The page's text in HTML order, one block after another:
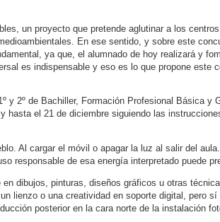
un proyecto que pretende aglutinar a los
En ese sentido, y sobre este
ya que, el alumnado de hoy realizará y
es indispensable y eso es lo que propone este
y 2º de Bachiller, Formación Profesional Básica y
hasta el 21 de diciembre siguiendo las
Al cargar el móvil o apagar la luz al salir del
responsable de esa energía interpretado puede
dibujos, pinturas, diseños gráficos u otras
lienzo o una creatividad en soporte digital, pero sí
posterior en la cara norte de la instalación